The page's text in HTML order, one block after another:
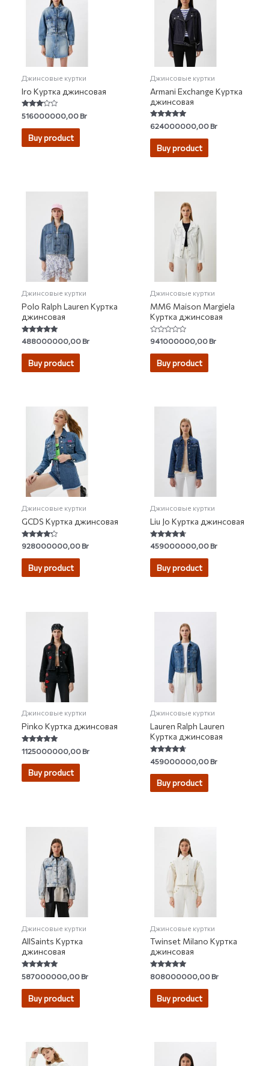
Джинсовые куртки
Iro Куртка джинсовая
Rated
3.00
out of 5
516000000,00Br
Buy product
Джинсовые куртки
Armani Exchange Куртка
джинсовая
Rated
4.80
out of 5
624000000,00Br
Buy product
Джинсовые куртки
Polo Ralph Lauren Куртка
джинсовая
Rated
4.89
out of 5
488000000,00Br
Buy product
Джинсовые куртки
MM6 Maison Margiela
Куртка джинсовая
Rated
0
out
941000000,00Br
Buy product
Джинсовые куртки
GCDS Куртка джинсовая
Rated
4.00
out of 5
928000000,00Br
Buy product
Джинсовые куртки
Liu Jo Куртка джинсовая
Rated
4.50
out of 5
459000000,00Br
Buy product
Джинсовые куртки
Pinko Куртка джинсовая
Rated
5.00
out of 5
1125000000,00Br
Buy product
Джинсовые куртки
Lauren Ralph Lauren
Куртка джинсовая
Rated
4.50
out of 5
459000000,00Br
Buy product
Джинсовые куртки
AllSaints Куртка
джинсовая
Rated
4.80
out of 5
587000000,00Br
Buy product
Джинсовые куртки
Twinset Milano Куртка
джинсовая
Rated
5.00
out of 5
808000000,00Br
Buy product